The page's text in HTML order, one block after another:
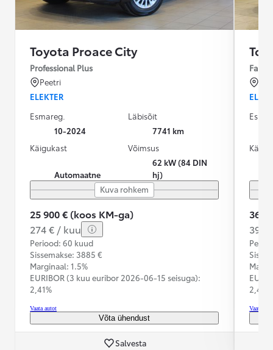
Toyota Proace City
Professional Plus
Peetri
ELEKTER
Esmareg.
10-2024
Läbisõit
7741 km
Käigukast
Automaatne
Võimsus
62 kW (84 DIN
hj)
Kuva rohkem
25 900 € (koos KM-ga)
274 € / kuu
Periood: 60 kuud
Sissemakse: 3885 €
Marginaal: 1.5%
EURIBOR (3 kuu euribor 2026-06-15 seisuga):
2,41%
Vaata autot
Võta ühendust
Salvesta
Family
36
392
2,41%
Vaata